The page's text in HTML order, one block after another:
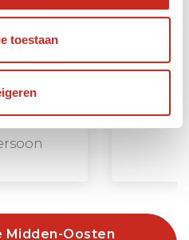
toestaan
reis
een
Vijf
Midden-Oosten